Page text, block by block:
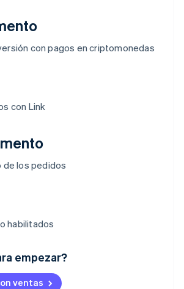
con pagos en criptomonedas
con Link
de los pedidos
habilitados
empezar?
ventas